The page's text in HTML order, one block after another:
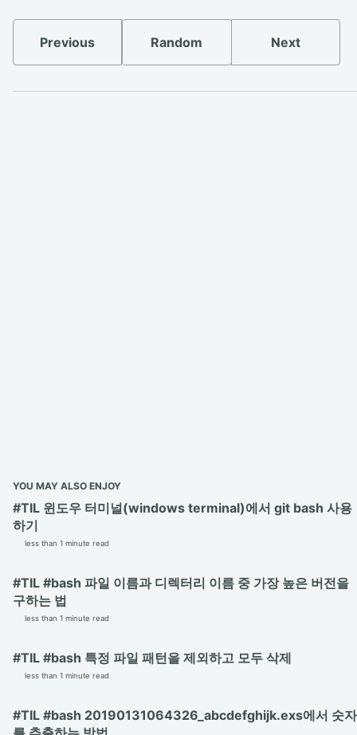
Previous Random Next
YOU MAY ALSO ENJOY
#TIL 윈도우 터미널(windows terminal)에서 git bash 사용
하기
less than 1 minute read
#TIL #bash 파일 이름과 디렉터리 이름 중 가장 높은 버전을
구하는 법
less than 1 minute read
#TIL #bash 특정 파일 패턴을 제외하고 모두 삭제
less than 1 minute read
#TIL #bash 20190131064326_abcdefghijk.exs에서 숫자